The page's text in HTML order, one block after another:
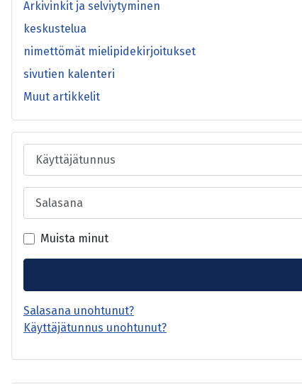
Arkivinkit ja selviytyminen
keskustelua
nimettömät mielipidekirjoitukset
sivutien kalenteri
Muut artikkelit
Käyttäjätunnus
Salasana
Muista minut
Salasana unohtunut?
Käyttäjätunnus unohtunut?